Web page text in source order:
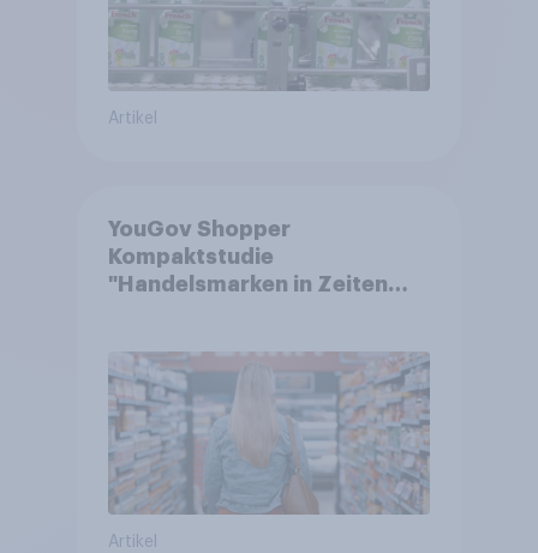
Artikel
YouGov Shopper
Kompaktstudie
"Handelsmarken in Zeiten
Artikel